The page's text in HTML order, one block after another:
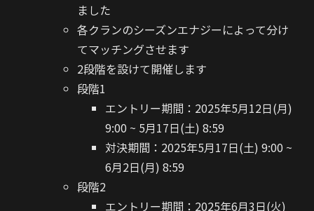
ました
各クランのシーズンエナジーによって分け
てマッチングさせます
2段階を設けて開催します
段階1
エントリー期間：2025年5月12日(月)
9:00 ~ 5月17日(土) 8:59
対決期間：2025年5月17日(土) 9:00 ~
6月2日(月) 8:59
段階2
エントリー期間：2025年6月3日(火)